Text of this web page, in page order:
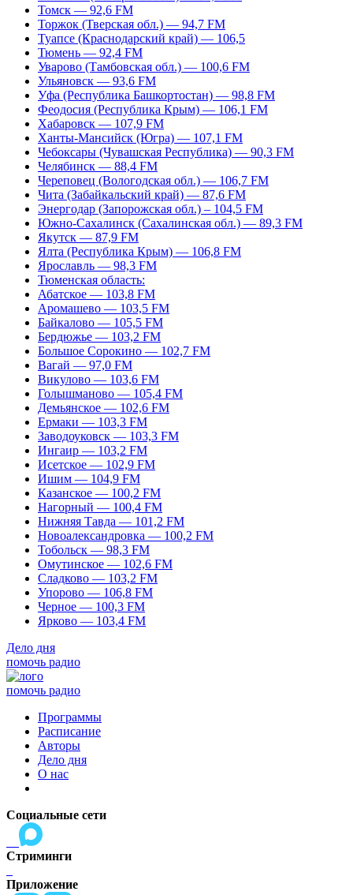
Томск — 92,6 FM
Торжок (Тверская обл.) — 94,7 FM
Туапсе (Краснодарский край) — 106,5
Тюмень — 92,4 FM
Уварово (Тамбовская обл.) — 100,6 FM
Ульяновск — 93,6 FM
Уфа (Республика Башкортостан) — 98,8 FM
Феодосия (Республика Крым) — 106,1 FM
Хабаровск — 107,9 FM
Ханты-Мансийск (Югра) — 107,1 FM
Чебоксары (Чувашская Республика) — 90,3 FM
Челябинск — 88,4 FM
Череповец (Вологодская обл.) — 106,7 FM
Чита (Забайкальский край) — 87,6 FM
Энергодар (Запорожская обл.) – 104,5 FM
Южно-Сахалинск (Сахалинская обл.) — 89,3 FM
Якутск — 87,9 FM
Ялта (Республика Крым) — 106,8 FM
Ярославль — 98,3 FM
Тюменская область:
Абатское — 103,8 FM
Аромашево — 103,5 FM
Байкалово — 105,5 FM
Бердюжье — 103,2 FM
Большое Сорокино — 102,7 FM
Вагай — 97,0 FM
Викулово — 103,6 FM
Голышманово — 105,4 FM
Демьянское — 102,6 FM
Ермаки — 103,3 FM
Заводоуковск — 103,3 FM
Ингаир — 103,2 FM
Исетское — 102,9 FM
Ишим — 104,9 FM
Казанское — 100,2 FM
Нагорный — 100,4 FM
Нижняя Тавда — 101,2 FM
Новоалександровка — 100,2 FM
Тобольск — 98,3 FM
Омутинское — 102,6 FM
Сладково — 103,2 FM
Упорово — 106,8 FM
Черное — 100,3 FM
Ярково — 103,4 FM
Дело дня
помочь радио
помочь радио
Программы
Расписание
Авторы
Дело дня
О нас
Социальные сети
Стриминги
Приложение